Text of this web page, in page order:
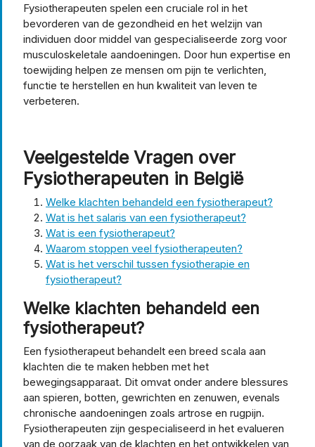
Fysiotherapeuten spelen een cruciale rol in het
bevorderen van de gezondheid en het welzijn van
individuen door middel van gespecialiseerde zorg voor
musculoskeletale aandoeningen. Door hun expertise en
toewijding helpen ze mensen om pijn te verlichten,
functie te herstellen en hun kwaliteit van leven te
verbeteren.
Veelgestelde Vragen over
Fysiotherapeuten in België
Welke klachten behandeld een fysiotherapeut?
Wat is het salaris van een fysiotherapeut?
Wat is een fysiotherapeut?
Waarom stoppen veel fysiotherapeuten?
Wat is het verschil tussen fysiotherapie en
fysiotherapeut?
Welke klachten behandeld een
fysiotherapeut?
Een fysiotherapeut behandelt een breed scala aan
klachten die te maken hebben met het
bewegingsapparaat. Dit omvat onder andere blessures
aan spieren, botten, gewrichten en zenuwen, evenals
chronische aandoeningen zoals artrose en rugpijn.
Fysiotherapeuten zijn gespecialiseerd in het evalueren
van de oorzaak van de klachten en het ontwikkelen van